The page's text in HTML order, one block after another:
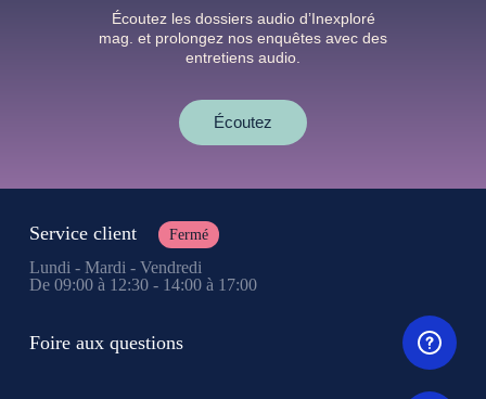
Écoutez les dossiers audio d’Inexploré
mag. et prolongez nos enquêtes avec des
entretiens audio.
Écoutez
Service client Fermé
Lundi - Mardi - Vendredi
De 09:00 à 12:30 - 14:00 à 17:00
Foire aux questions